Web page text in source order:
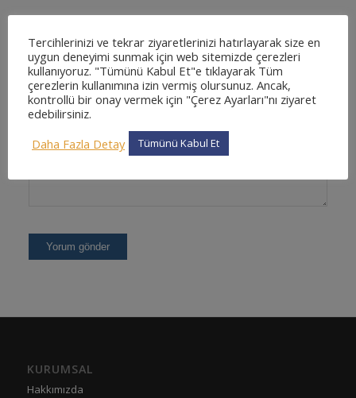
KURUMSAL
Hakkımızda
Tercihlerinizi ve tekrar ziyaretlerinizi hatırlayarak size en
uygun deneyimi sunmak için web sitemizde çerezleri
kullanıyoruz. "Tümünü Kabul Et"e tıklayarak Tüm
çerezlerin kullanımına izin vermiş olursunuz. Ancak,
kontrollü bir onay vermek için "Çerez Ayarları"nı ziyaret
edebilirsiniz.
Daha Fazla Detay
Tümünü Kabul Et